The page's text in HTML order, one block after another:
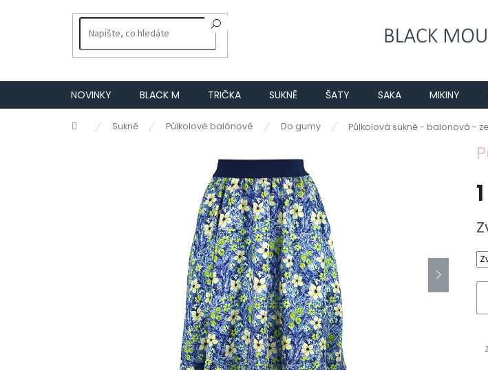
NOVINKY BLACK M TRIČKA SUKNĚ ŠATY SAKA MIKINY
Domů Sukně Půlkolové balónové Do gumy Půlkolová sukně - balonová -